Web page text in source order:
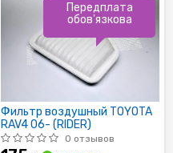
Фильтр воздушный TOYOTA
RAV4 06- (RIDER)
0 отзывов
Передплата
обов'язкова